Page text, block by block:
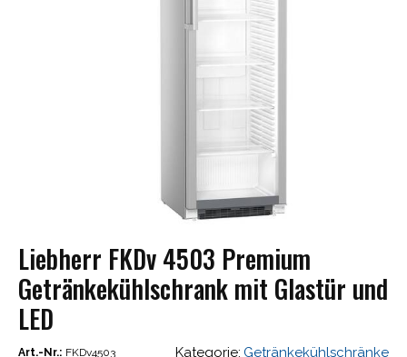
Liebherr FKDv 4503 Premium
Getränkekühlschrank mit Glastür und
LED
Art.-Nr.: FKDv4503 Kategorie: Getränkekühlschränke